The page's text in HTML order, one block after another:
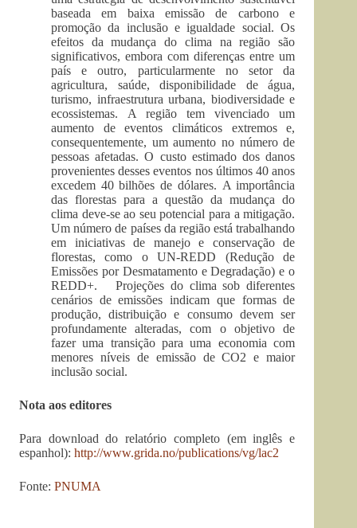
baseada em baixa emissão de carbono e
promoção da inclusão e igualdade social. Os
efeitos da mudança do clima na região são
significativos, embora com diferenças entre um
país e outro, particularmente no setor da
agricultura, saúde, disponibilidade de água,
turismo, infraestrutura urbana, biodiversidade e
ecossistemas. A região tem vivenciado um
aumento de eventos climáticos extremos e,
consequentemente, um aumento no número de
pessoas afetadas. O custo estimado dos danos
provenientes desses eventos nos últimos 40 anos
excedem 40 bilhões de dólares. A importância
das florestas para a questão da mudança do
clima deve-se ao seu potencial para a mitigação.
Um número de países da região está trabalhando
em iniciativas de manejo e conservação de
florestas, como o UN-REDD (Redução de
Emissões por Desmatamento e Degradação) e o
REDD+. Projeções do clima sob diferentes
cenários de emissões indicam que formas de
produção, distribuição e consumo devem ser
profundamente alteradas, com o objetivo de
fazer uma transição para uma economia com
menores níveis de emissão de CO2 e maior
inclusão social.
Nota aos editores
Para download do relatório completo (em inglês e
espanhol): http://www.grida.no/publications/vg/lac2
Fonte: PNUMA